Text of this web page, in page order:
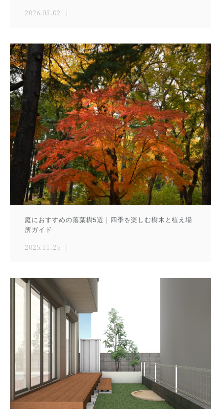
2026.03.02
庭におすすめの落葉樹5選｜四季を楽しむ樹木と植え場
所ガイド
2025.11.25